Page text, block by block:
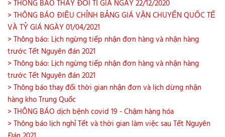
> THÔNG BÁO THAY ĐỔI TỈ GIÁ NGÀY 22/12/2020
> THÔNG BÁO ĐIỀU CHỈNH BẢNG GIÁ VẬN CHUYỂN QUỐC TẾ
VÀ TỶ GIÁ NGÀY 01/04/2021
> Thông báo: Lịch ngừng tiếp nhận đơn hàng và nhận hàng
trước Tết Nguyên đán 2021
> Thông báo: Lịch ngừng tiếp nhận đơn hàng và nhận hàng
trước Tết Nguyên đán 2021
> Thông báo thay đổi thời gian nhận đơn và lịch dừng nhận
hàng kho Trung Quốc
> THÔNG BÁO dịch bệnh covid 19 - Chậm hàng hóa
> Thông báo lịch nghỉ Tết và thời gian làm việc sau Tết Nguyên